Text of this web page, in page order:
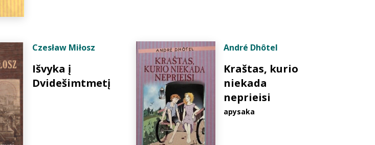
Czesław Miłosz
Išvyka į
Dvidešimtmetį
André Dhôtel
Kraštas, kurio
niekada
neprieisi
apysaka